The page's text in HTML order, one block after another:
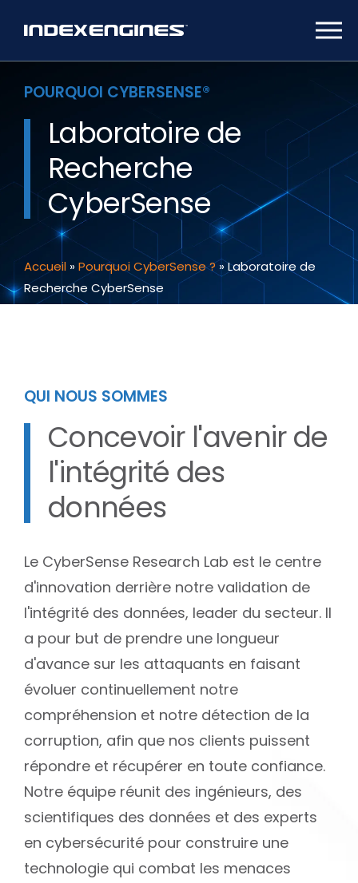
POURQUOI CYBERSENSE®
Laboratoire de
Recherche
CyberSense
Accueil »Pourquoi CyberSense ?»Laboratoire de
Recherche CyberSense
QUI NOUS SOMMES
Concevoir l'avenir de
l'intégrité des
données
Le CyberSense Research Lab est le centre
d'innovation derrière notre validation de
l'intégrité des données, leader du secteur. Il
a pour but de prendre une longueur
d'avance sur les attaquants en faisant
évoluer continuellement notre
compréhension et notre détection de la
corruption, afin que nos clients puissent
répondre et récupérer en toute confiance.
Notre équipe réunit des ingénieurs, des
scientifiques des données et des experts
en cybersécurité pour construire une
technologie qui combat les menaces